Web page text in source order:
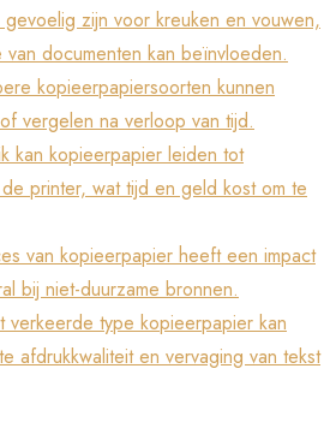
zijn voor kreuken en vouwen,
documenten kan beïnvloeden.
kopieerpapiersoorten kunnen
vergelen na verloop van tijd.
kan kopieerpapier leiden tot
printer, wat tijd en geld kost om te
van kopieerpapier heeft een impact
bij niet-duurzame bronnen.
verkeerde type kopieerpapier kan
afdrukkwaliteit en vervaging van tekst